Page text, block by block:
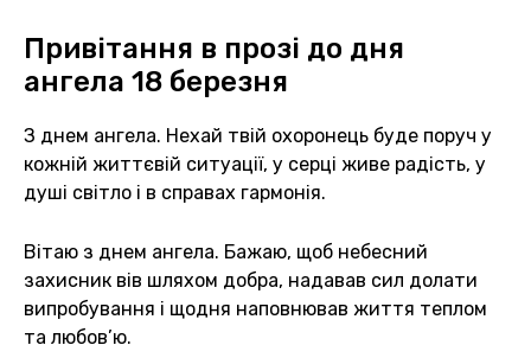
Привітання в прозі до дня
ангела 18 березня
З днем ангела. Нехай твій охоронець буде поруч у
кожній життєвій ситуації, у серці живе радість, у
душі світло і в справах гармонія.
Вітаю з днем ангела. Бажаю, щоб небесний
захисник вів шляхом добра, надавав сил долати
випробування і щодня наповнював життя теплом
та любов’ю.